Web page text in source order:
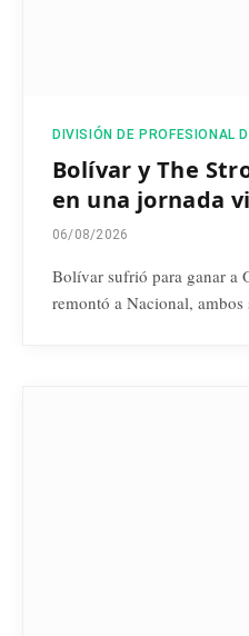
DIVISIÓN DE PROFESIONAL
Bolívar y The
en una jornada
06/08/2026
Bolívar sufrió para ganar a
remontó a Nacional,